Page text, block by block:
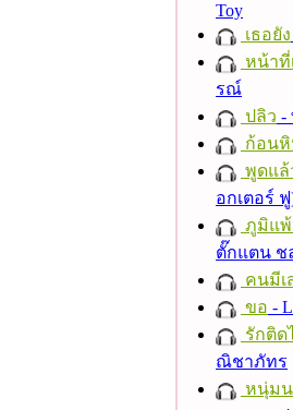
Toy
เธอยัง
หน้าที่
รณ์
ปลิว -
ก้อน
พูดแล้
อกเตอร์
ภูมิแพ้
ตั๊กแตน ช
คนมีเ
ขอ -
รักติด
ณิชาภัทร
หนุ่มน